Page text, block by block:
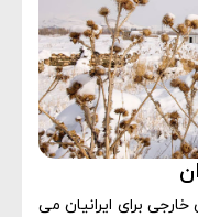
برای ایرانیان می